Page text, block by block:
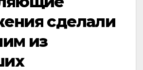
сделали
из